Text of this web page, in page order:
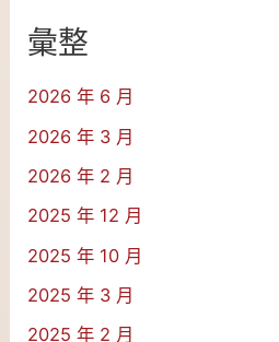
彙整
2026 年 6 月
2026 年 3 月
2026 年 2 月
2025 年 12 月
2025 年 10 月
2025 年 3 月
2025 年 2 月